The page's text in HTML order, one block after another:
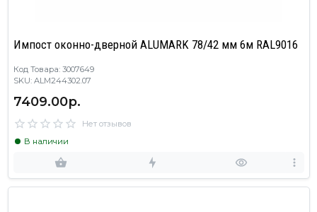
Импост оконно-дверной ALUMARK 78/42 мм 6м RAL9016
Код Товара: 3007649
SKU: ALM244302.07
7409.00р.
Нет отзывов
В наличии